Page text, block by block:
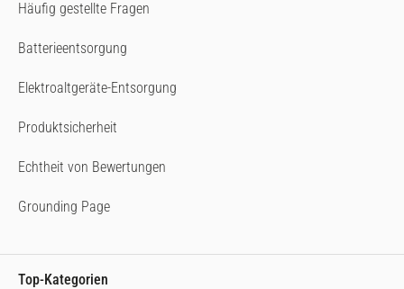
Häufig gestellte Fragen
Batterieentsorgung
Elektroaltgeräte-Entsorgung
Produktsicherheit
Echtheit von Bewertungen
Grounding Page
Top-Kategorien